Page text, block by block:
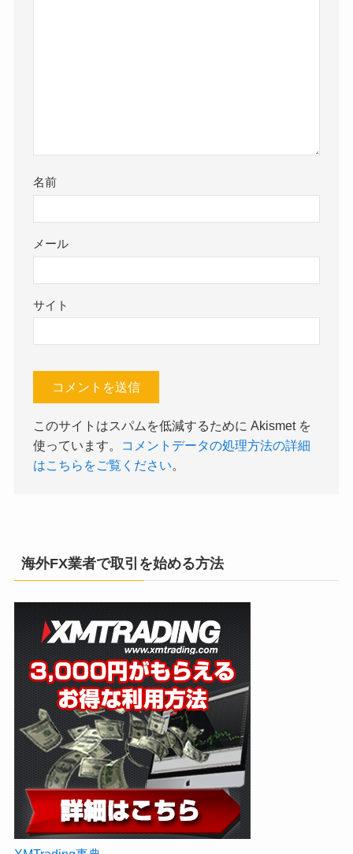
名前
メール
サイト
このサイトはスパムを低減するために Akismet を
使っています。
コメントデータの処理方法の詳細
はこちらをご覧ください。
海外FX業者で取引を始める方法